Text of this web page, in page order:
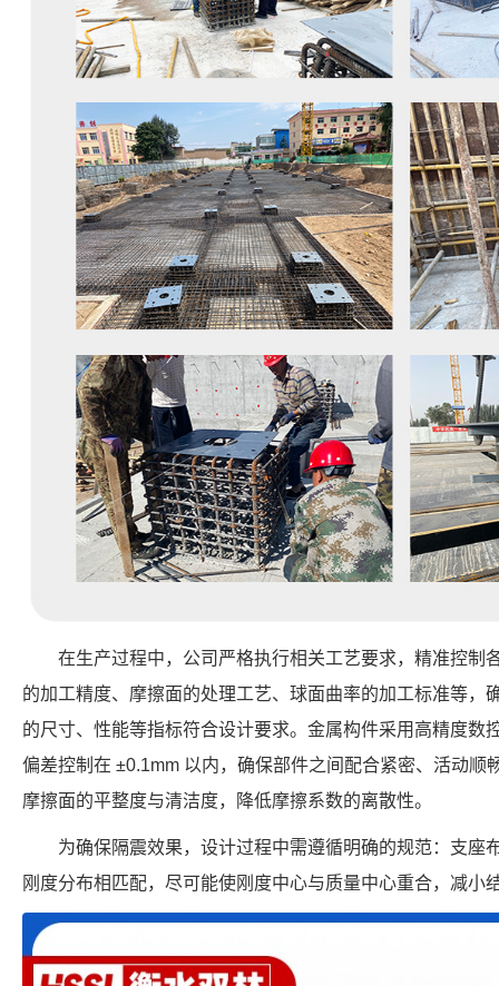
在生产过程中，公司严格执行相关工艺要求，精准控制
的加工精度、摩擦面的处理工艺、球面曲率的加工标准等，
的尺寸、性能等指标符合设计要求。金属构件采用高精度数
偏差控制在 ±0.1mm 以内，确保部件之间配合紧密、活动顺
摩擦面的平整度与清洁度，降低摩擦系数的离散性。
为确保隔震效果，设计过程中需遵循明确的规范：支座
刚度分布相匹配，尽可能使刚度中心与质量中心重合，减小